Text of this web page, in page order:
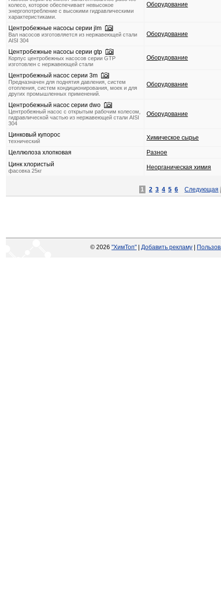
колесо, которое обеспечивает невысокое
энергопотребление с высокими гидравлическими
характеристиками.
Оборудование
Центробежные насосы серии jlm
Вал насосов изготовляется из нержавеющей стали
AISI 304
Оборудование
Центробежные насосы серии gtp
Корпус центробежных насосов серии GTP
изготовлен с нержавеющей стали
Оборудование
Центробежный насос серии 3m
Предназначен для поднятия давления, систем
отопления, систем кондиционирования, моек и для
других промышленных применений.
Оборудование
Центробежный насос серии dwo
Центробежный насос с открытым рабочим колесом,
гидравлической частью из нержавеющей стали AISI
304
Оборудование
Цинковый купорос
технический Химическое сырье
Целлюлоза хлопковая
Разное
Цинк хлористый
фасовка 25кг Неорганическая химия
1 2 3 4 5 6 Следующая
© 2026 "ХимТоп" Добавить рекламу